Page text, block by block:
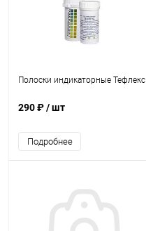
Полоски индикаторные Тефлекс
290 ₽/ шт
Подробнее